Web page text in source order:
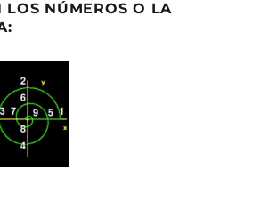
LOS NÚMEROS O LA